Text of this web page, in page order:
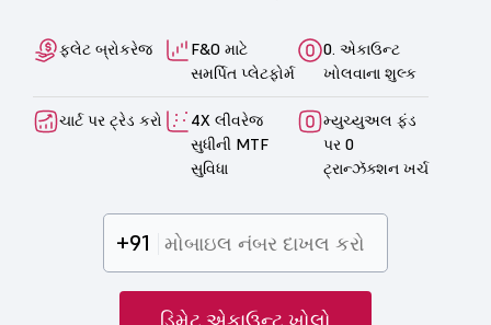
ફ્લેટ બ્રોકરેજ
F&O માટે
સમર્પિત પ્લેટફોર્મ
0. એકાઉન્ટ
ખોલવાના શુલ્ક
ચાર્ટ પર ટ્રેડ કરો
4X લીવરેજ
સુધીની MTF
સુવિધા
મ્યુચ્યુઅલ ફંડ
પર 0
ટ્રાન્ઝૅક્શન ખર્ચ
+91